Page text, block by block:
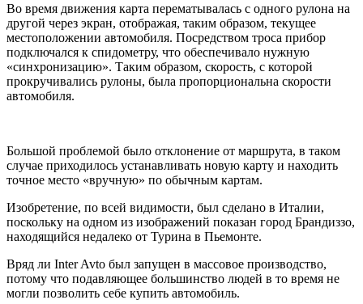
Во время движения карта перематывалась с одного рулона на
другой через экран, отображая, таким образом, текущее
местоположении автомобиля. Посредством троса прибор
подключался к спидометру, что обеспечивало нужную
«синхронизацию». Таким образом, скорость, с которой
прокручивались рулоны, была пропорциональна скорости
автомобиля.
Большой проблемой было отклонение от маршрута, в таком
случае приходилось устанавливать новую карту и находить
точное место «вручную» по обычным картам.
Изобретение, по всей видимости, был сделано в Италии,
поскольку на одном из изображений показан город Брандиззо,
находящийся недалеко от Турина в Пьемонте.
Вряд ли Inter Avto был запущен в массовое производство,
потому что подавляющее большинство людей в то время не
могли позволить себе купить автомобиль.